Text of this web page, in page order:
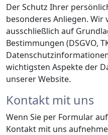
Der Schutz Ihrer
besonderes Anliegen.
ausschließlich auf
Bestimmungen (DSGVO,
wichtigsten Aspekte der
unserer Website.
Kontakt mit uns
Wenn Sie per Formular
Kontakt mit uns